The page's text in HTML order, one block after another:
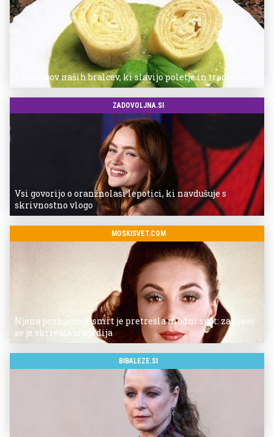
7 receptov naših bralcev, ki slavijo poletje in tradicijo
ZADOVOLJNA.SI
Vsi govorijo o oranžnolasi lepotici, ki navdušuje s
skrivnostno vlogo
MOSKISVET.COM
Njena prezgodnja smrt je pretresla modni svet: za slavo
se je skrivala tragedija
BIBALEZE.SI